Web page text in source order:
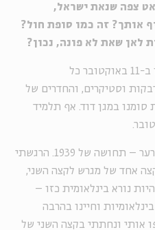
צפה שנאת ישראל,
אותך? זה כמו סופת חול?
לאן שאת לא פונה, נכון?
"זה לא לאט לאט. כבר בעשרה או ב-11 באוקטובר כל
וסטיקרים, והחדרים של
סומנו במגן דוד. אף תלמיד
"זה היה כל כך מפחיד, כל כך מערער – תחושה של 1939. הרגשתי
אחד של מגרש לקצה השני,
נורא בינלאומית כזו –
וחיינו בהרבה
אותי ונחתתי בקצה השני של